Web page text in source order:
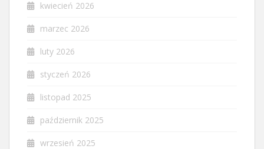
kwiecień 2026
marzec 2026
luty 2026
styczeń 2026
listopad 2025
październik 2025
wrzesień 2025